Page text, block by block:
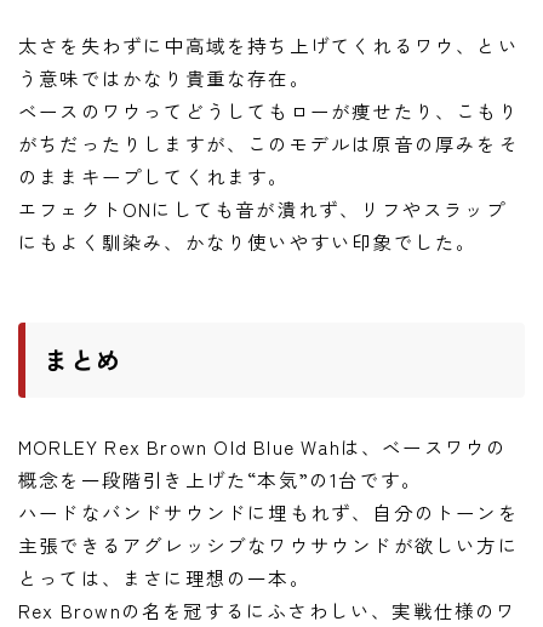
太さを失わずに中高域を持ち上げてくれるワウ、とい
う意味ではかなり貴重な存在。
ベースのワウってどうしてもローが痩せたり、こもり
がちだったりしますが、このモデルは原音の厚みをそ
のままキープしてくれます。
エフェクトONにしても音が潰れず、リフやスラップ
にもよく馴染み、かなり使いやすい印象でした。
まとめ
MORLEY Rex Brown Old Blue Wahは、ベースワウの
概念を一段階引き上げた“本気”の1台です。
ハードなバンドサウンドに埋もれず、自分のトーンを
主張できるアグレッシブなワウサウンドが欲しい方に
とっては、まさに理想の一本。
Rex Brownの名を冠するにふさわしい、実戦仕様のワ